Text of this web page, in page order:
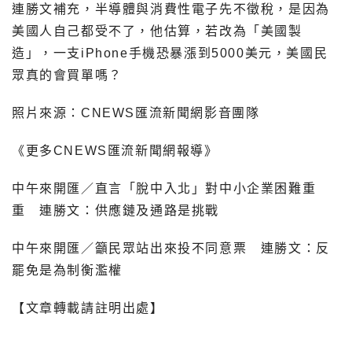
連勝文補充，半導體與消費性電子先不徵稅，是因為
美國人自己都受不了，他估算，若改為「美國製
造」，一支iPhone手機恐暴漲到5000美元，美國民
眾真的會買單嗎？
照片來源：CNEWS匯流新聞網影音團隊
《更多CNEWS匯流新聞網報導》
中午來開匯／直言「脫中入北」對中小企業困難重
重 連勝文：供應鏈及通路是挑戰
中午來開匯／籲民眾站出來投不同意票 連勝文：反
罷免是為制衡濫權
【文章轉載請註明出處】